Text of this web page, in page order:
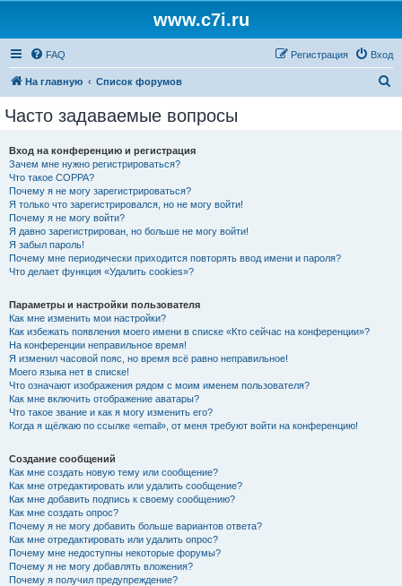
www.c7i.ru
FAQ Вход
Регистрация
На главную Список форумов
Часто задаваемые вопросы
Вход на конференцию и регистрация
Зачем мне нужно регистрироваться?
Что такое COPPA?
Почему я не могу зарегистрироваться?
Я только что зарегистрировался, но не могу войти!
Почему я не могу войти?
Я давно зарегистрирован, но больше не могу войти!
Я забыл пароль!
Почему мне периодически приходится повторять ввод имени и пароля?
Что делает функция «Удалить cookies»?
Параметры и настройки пользователя
Как мне изменить мои настройки?
Как избежать появления моего имени в списке «Кто сейчас на конференции»?
На конференции неправильное время!
Я изменил часовой пояс, но время всё равно неправильное!
Моего языка нет в списке!
Что означают изображения рядом с моим именем пользователя?
Как мне включить отображение аватары?
Что такое звание и как я могу изменить его?
Когда я щёлкаю по ссылке «email», от меня требуют войти на конференцию!
Создание сообщений
Как мне создать новую тему или сообщение?
Как мне отредактировать или удалить сообщение?
Как мне добавить подпись к своему сообщению?
Как мне создать опрос?
Почему я не могу добавить больше вариантов ответа?
Как мне отредактировать или удалить опрос?
Почему мне недоступны некоторые форумы?
Почему я не могу добавлять вложения?
Почему я получил предупреждение?